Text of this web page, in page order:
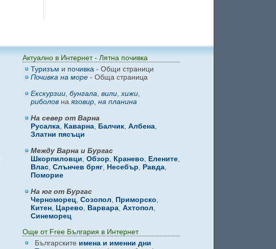
Актуално в Интернет - Лятна почивка
Туризъм и почивка - Общи страници
Почивка на море - Обща страница
Екскурзии, бунгала, вили,хижи,
риболов на язовир, на планина
На север от Варна
Русалка, Каварна, Балчик, Албена,
Златни пясъци
Между Варна и Бургас
Шкорпиловци, Обзор, Кранево, Елените,
Влас, Слънчев бряг, Несебър, Равда,
Поморие
На юг от Бургас
Черноморец, Созопол, Приморско,
Китен, Царево, Варвара, Ахтопол,
Синеморец
Още от Free България в Интернет
Българските имена и именни дни